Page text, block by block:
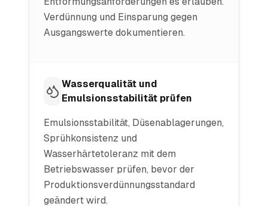
Verdünnung und Einsparung gegen
Ausgangswerte dokumentieren.
Wasserqualität und
Emulsionsstabilität prüfen
Emulsionsstabilität, Düsenablagerungen,
Sprühkonsistenz und
Wasserhärtetoleranz mit dem
Betriebswasser prüfen, bevor der
Produktionsverdünnungsstandard
geändert wird.